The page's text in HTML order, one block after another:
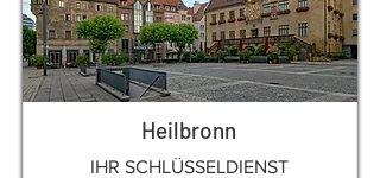
Heilbronn
IHR SCHLÜSSELDIENST